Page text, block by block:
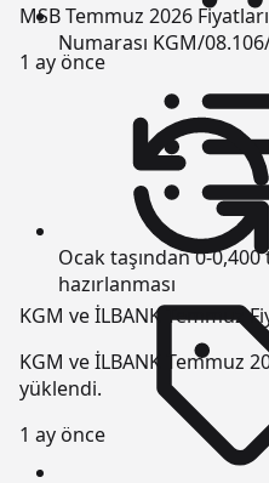
MSB Temmuz 2026
1 ay önce
KGM ve İLBANK Temmuz
KGM ve İLBANK Temmuz
yüklendi.
1 ay önce
Numarası KGM/
Ocak taşından 0-
hazırlanması